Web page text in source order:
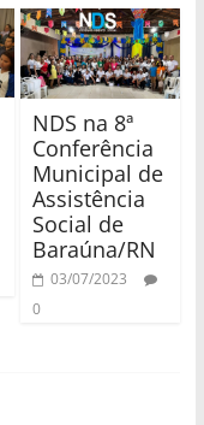
NDS na 8ª
Conferência
Municipal de
Assistência
Social de
Baraúna/RN
03/07/2023
0